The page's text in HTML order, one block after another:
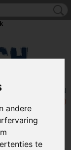
andere
te
UW WINKELWAGEN
(0)